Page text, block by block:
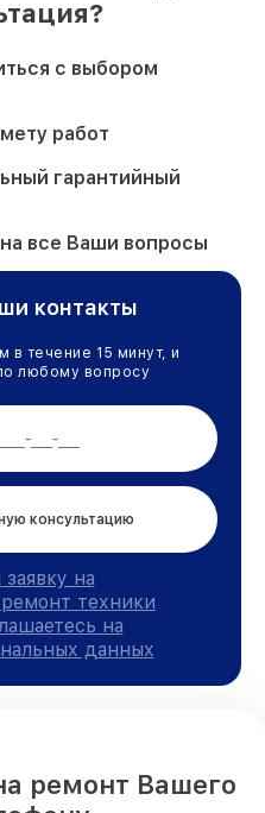
с выбором
работ
гарантийный
все Ваши вопросы
контакты
в течение 15 минут, и
любому вопросу
консультацию
на
техники
на
данных
ремонт Вашего